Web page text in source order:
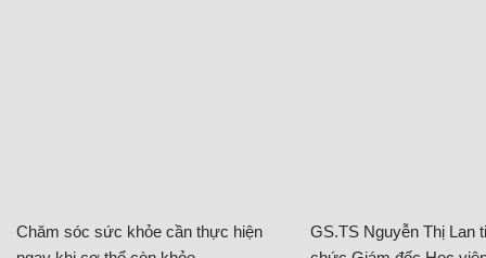
Chăm sóc sức khỏe cần thực hiện
GS.TS Nguyễn Thị Lan